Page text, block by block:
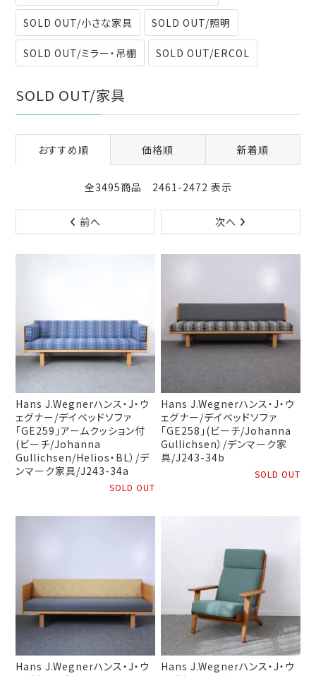
SOLD OUT/小さな家具 SOLD OUT/照明
SOLD OUT/ミラー・吊棚 SOLD OUT/ERCOL
SOLD OUT/家具
おすすめ順 価格順 新着順
全3495商品 2461-2472 表示
前へ 次へ
Hans J.Wegnerハンス・J・ウ
ェグナー/デイベッドソファ
「GE259」アームクッション付
(ビーチ/Johanna
Gullichsen/Helios・BL）/デ
ンマーク家具/J243-34a
SOLD OUT
Hans J.Wegnerハンス・J・ウ
ェグナー/デイベッドソファ
「GE258」(ビーチ/Johanna
Gullichsen）/デンマーク家
具/J243-34b
SOLD OUT
Hans J.Wegnerハンス・J・ウ
Hans J.Wegnerハンス・J・ウ